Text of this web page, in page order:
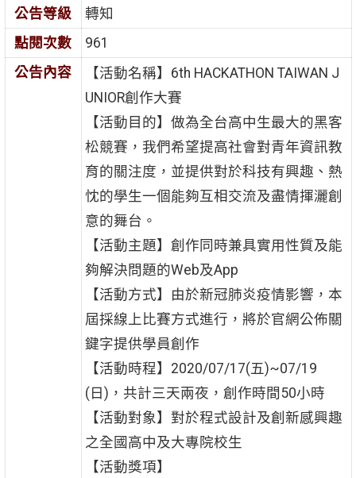
公告等級
轉知
點閱次數
961
公告內容
【活動名稱】6th HACKATHON TAIWAN J
UNIOR創作大賽
【活動目的】做為全台高中生最大的黑客
松競賽，我們希望提高社會對青年資訊教
育的關注度，並提供對於科技有興趣、熱
忱的學生一個能夠互相交流及盡情揮灑創
意的舞台。
【活動主題】創作同時兼具實用性質及能
夠解決問題的Web及App
【活動方式】由於新冠肺炎疫情影響，本
屆採線上比賽方式進行，將於官網公佈關
鍵字提供學員創作
【活動時程】2020/07/17(五)~07/19
(日)，共計三天兩夜，創作時間50小時
【活動對象】對於程式設計及創新感興趣
之全國高中及大專院校生
【活動獎項】